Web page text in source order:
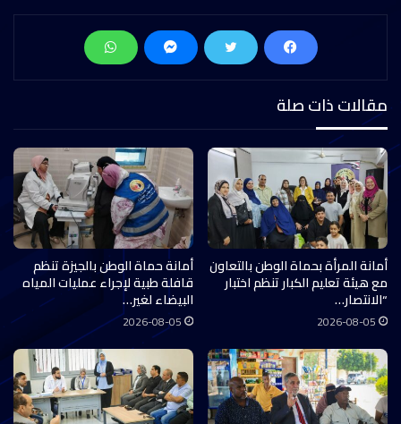
مقالات ذات صلة
أمانة المرأة بحماة الوطن بالتعاون
مع هيئة تعليم الكبار تنظم اختبار
“الانتصار…
2026-08-05
أمانة حماة الوطن بالجيزة تنظم
قافلة طبية لإجراء عمليات المياه
البيضاء لغير…
2026-08-05